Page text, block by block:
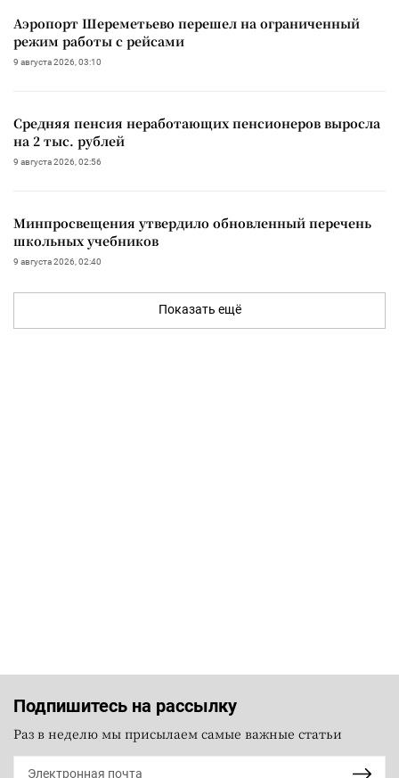
Аэропорт Шереметьево перешел на ограниченный
режим работы с рейсами
9 августа 2026, 03:10
Средняя пенсия неработающих пенсионеров выросла
на 2 тыс. рублей
9 августа 2026, 02:56
Минпросвещения утвердило обновленный перечень
школьных учебников
9 августа 2026, 02:40
Показать ещё
Подпишитесь на рассылку
Раз в неделю мы присылаем самые важные статьи